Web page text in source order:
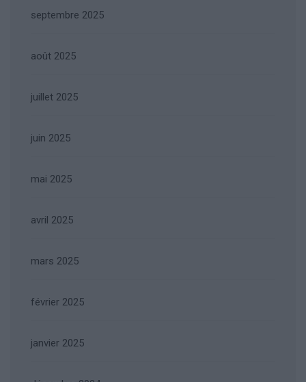
septembre 2025
août 2025
juillet 2025
juin 2025
mai 2025
avril 2025
mars 2025
février 2025
janvier 2025